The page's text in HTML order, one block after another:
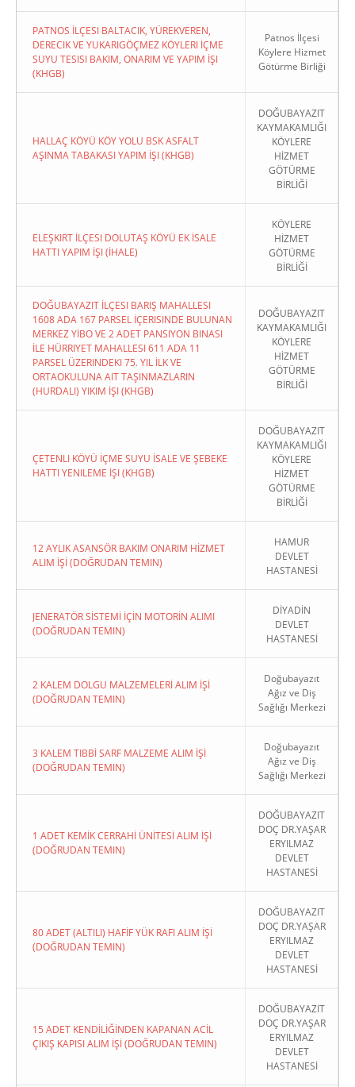
PATNOS İLÇESI BALTACIK, YÜREKVEREN,
DERECIK VE YUKARIGÖÇMEZ KÖYLERI İÇME
SUYU TESISI BAKIM, ONARIM VE YAPIM İŞI
(KHGB)
Patnos İlçesi
Köylere Hizmet
Götürme Birliği
HALLAÇ KÖYÜ KÖY YOLU BSK ASFALT
AŞINMA TABAKASI YAPIM İŞI (KHGB)
DOĞUBAYAZIT
KAYMAKAMLIĞI
KÖYLERE
HİZMET
GÖTÜRME
BİRLİĞİ
ELEŞKIRT İLÇESI DOLUTAŞ KÖYÜ EK İSALE
HATTI YAPIM İŞI (İHALE)
KÖYLERE
HİZMET
GÖTÜRME
BİRLİĞİ
DOĞUBAYAZIT İLÇESI BARIŞ MAHALLESI
1608 ADA 167 PARSEL İÇERISINDE BULUNAN
MERKEZ YİBO VE 2 ADET PANSIYON BINASI
İLE HÜRRIYET MAHALLESI 611 ADA 11
PARSEL ÜZERINDEKI 75. YIL İLK VE
ORTAOKULUNA AIT TAŞINMAZLARIN
(HURDALI) YIKIM İŞI (KHGB)
DOĞUBAYAZIT
KAYMAKAMLIĞI
KÖYLERE
HİZMET
GÖTÜRME
BİRLİĞİ
ÇETENLI KÖYÜ İÇME SUYU İSALE VE ŞEBEKE
HATTI YENILEME İŞI (KHGB)
DOĞUBAYAZIT
KAYMAKAMLIĞI
KÖYLERE
HİZMET
GÖTÜRME
BİRLİĞİ
12 AYLIK ASANSÖR BAKIM ONARIM HİZMET
ALIM İŞİ (DOĞRUDAN TEMIN)
HAMUR
DEVLET
HASTANESİ
JENERATÖR SİSTEMİ İÇİN MOTORİN ALIMI
(DOĞRUDAN TEMIN)
DİYADİN
DEVLET
HASTANESİ
2 KALEM DOLGU MALZEMELERİ ALIM İŞİ
(DOĞRUDAN TEMIN)
Doğubayazıt
Ağız ve Diş
Sağlığı Merkezi
3 KALEM TIBBİ SARF MALZEME ALIM İŞİ
(DOĞRUDAN TEMIN)
Doğubayazıt
Ağız ve Diş
Sağlığı Merkezi
1 ADET KEMİK CERRAHİ ÜNİTESİ ALIM İŞİ
(DOĞRUDAN TEMIN)
DOĞUBAYAZIT
DOÇ DR.YAŞAR
ERYILMAZ
DEVLET
HASTANESİ
80 ADET (ALTILI) HAFİF YÜK RAFI ALIM İŞİ
(DOĞRUDAN TEMIN)
DOĞUBAYAZIT
DOÇ DR.YAŞAR
ERYILMAZ
DEVLET
HASTANESİ
15 ADET KENDİLİĞİNDEN KAPANAN ACİL
ÇIKIŞ KAPISI ALIM İŞİ (DOĞRUDAN TEMIN)
DOĞUBAYAZIT
DOÇ DR.YAŞAR
ERYILMAZ
DEVLET
HASTANESİ